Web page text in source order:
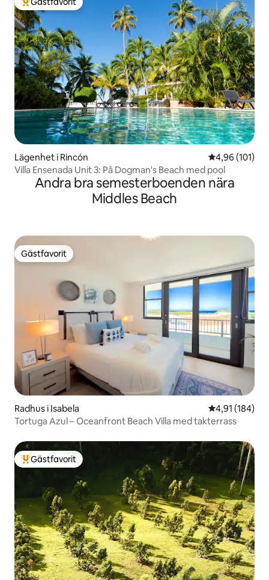
Populär gästfavorit
Lägenhet i Rincón 4,96 av 5 i
4,96 (101)
Villa Ensenada Unit 3: På Dogman's Beach med pool
Andra bra semesterboenden nära
Middles Beach
Gästfavorit
Gästfavorit
Radhus i Isabela 4,91 av 5 i
4,91 (184)
Tortuga Azul – Oceanfront Beach Villa med takterrass
Populär gästfavorit
Gästfavorit